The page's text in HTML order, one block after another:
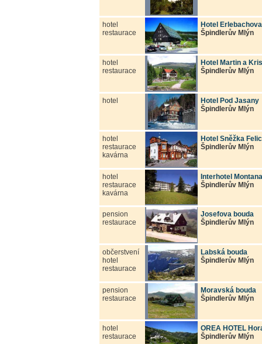
hotel
restaurace
Hotel
Špindlerův Mlýn
hotel
restaurace
Hotel Martin a
Špindlerův Mlýn
hotel
Hotel Pod Jasany
Špindlerův Mlýn
hotel
restaurace
kavárna
Hotel Sněžka
Špindlerův Mlýn
hotel
restaurace
kavárna
Interhotel Montana
Špindlerův Mlýn
pension
restaurace
Josefova bouda
Špindlerův Mlýn
občerstvení
hotel
restaurace
Labská bouda
Špindlerův Mlýn
pension
restaurace
Moravská bouda
Špindlerův Mlýn
hotel
restaurace
OREA HOTEL
Špindlerův Mlýn